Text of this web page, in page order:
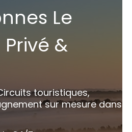
Le
&
touristiques,
sur mesure dans